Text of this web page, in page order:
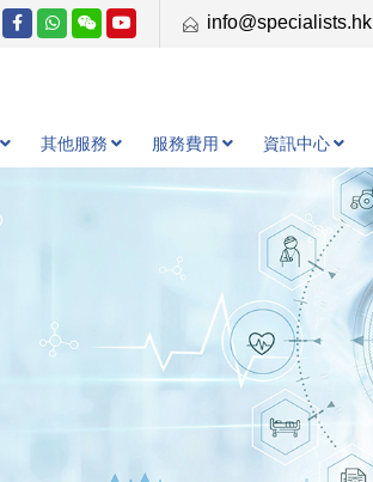
info@specialists.hk
其他服務 服務費用 資訊中心